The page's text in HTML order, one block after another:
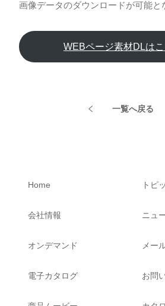
画像データのダウンロードが可能と
WEBページ素材DLは
一覧へ戻る
Home
会社情報
オンデマンド
電子カタログ
トピ
ニュ
メー
お問